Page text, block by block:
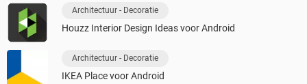
Architectuur - Decoratie
Houzz Interior Design Ideas voor Android
Architectuur - Decoratie
IKEA Place voor Android